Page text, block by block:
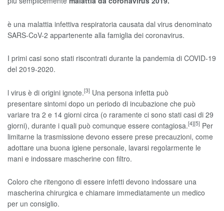
è una malattia infettiva respiratoria causata dal virus denominato
SARS-CoV-2 appartenente alla famiglia dei coronavirus.
I primi casi sono stati riscontrati durante la pandemia di COVID-19
del 2019-2020.
l virus è di origini ignote.[3] Una persona infetta può
presentare sintomi dopo un periodo di incubazione che può
variare tra 2 e 14 giorni circa (o raramente ci sono stati casi di 29
giorni), durante i quali può comunque essere contagiosa.[4][5] Per
limitarne la trasmissione devono essere prese precauzioni, come
adottare una buona igiene personale, lavarsi regolarmente le
mani e indossare mascherine con filtro.
Coloro che ritengono di essere infetti devono indossare una
mascherina chirurgica e chiamare immediatamente un medico
per un consiglio.